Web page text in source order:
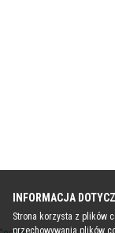
INFORMACJA
Strona korzysta z plików
przechowywania plików